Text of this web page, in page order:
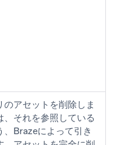
アセットを削除しま
それを参照している
、Brazeによって引き